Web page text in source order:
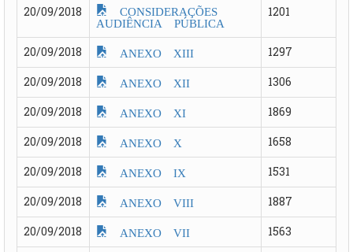
20/09/2018
CONSIDERAÇÕES
AUDIÊNCIA PÚBLICA
1201
20/09/2018 ANEXO XIII
1297
20/09/2018
ANEXO XII
1306
20/09/2018
ANEXO XI
1869
20/09/2018
ANEXO X
1658
20/09/2018
ANEXO IX
1531
20/09/2018
ANEXO VIII
1887
20/09/2018
ANEXO VII
1563